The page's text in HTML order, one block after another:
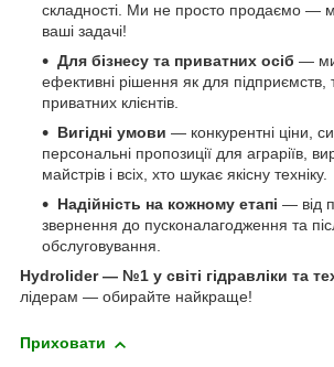
складності. Ми не просто продаємо —
ваші задачі!
Для бізнесу та приватних осіб —
ефективні рішення як для підприємств,
приватних клієнтів.
Вигідні умови — конкурентні ціни,
персональні пропозиції для аграріїв,
майстрів і всіх, хто шукає якісну техніку.
Надійність на кожному етапі — від
звернення до пусконалагодження та
обслуговування.
Hydrolider — №1 у світі гідравліки та
лідерам — обирайте найкраще!
Приховати